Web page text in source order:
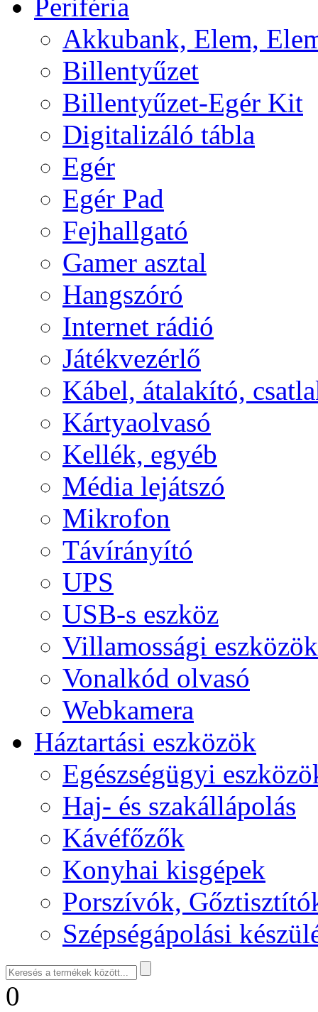
Periféria
Akkubank, Elem,
Billentyűzet
Billentyűzet-Egér Kit
Digitalizáló tábla
Egér
Egér Pad
Fejhallgató
Gamer asztal
Hangszóró
Internet rádió
Játékvezérlő
Kábel, átalakító,
Kártyaolvasó
Kellék, egyéb
Média lejátszó
Mikrofon
Távírányító
UPS
USB-s eszköz
Villamossági eszközök
Vonalkód olvasó
Webkamera
Háztartási eszközök
Egészségügyi
Haj- és szakállápolás
Kávéfőzők
Konyhai kisgépek
Porszívók,
Szépségápolási
0